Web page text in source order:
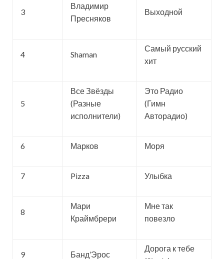
3
Владимир
Пресняков
Выходной
4 Shaman
Самый русский
хит
5
Все Звёзды
(Разные
исполнители)
Это Радио
(Гимн
Авторадио)
6 Марков Моря
7 Pizza Улыбка
8
Мари
Краймбрери
Мне так
повезло
9 Банд’Эрос
Дорога к тебе